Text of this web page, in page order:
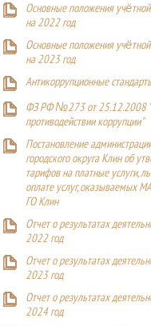
Основные положения
на 2022 год
Основные положения
на 2023 год
Антикоррупционные
ФЗ РФ №273 от 25.12.2008
противодействии коррупции"
Постановление
городского округа Клин об
тарифов на платные услуги,
оплате услуг, оказываемых
ГО Клин
Отчет о результатах
2022 год
Отчет о результатах
2023 год
Отчет о результатах
2024 год